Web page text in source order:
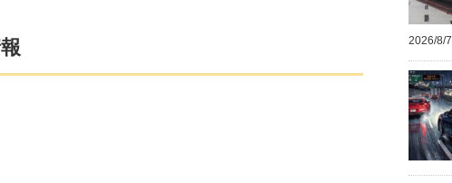
2026/8/7